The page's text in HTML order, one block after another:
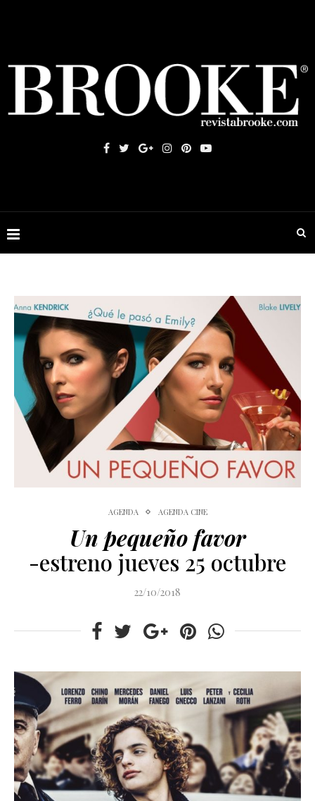
AGENDA AGENDA CINE
Un pequeño favor
-estreno jueves 25 octubre
22/10/2018